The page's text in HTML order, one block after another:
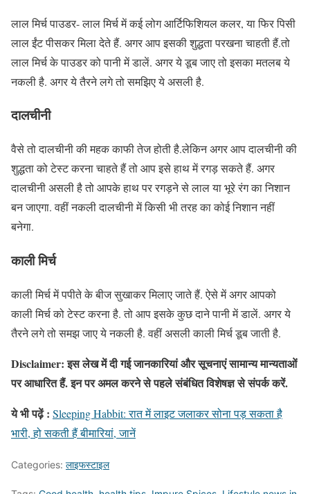
लाल मिर्च पाउडर- लाल मिर्च में कई लोग आर्टिफिशियल कलर, या फिर पिसी
लाल ईंट पीसकर मिला देते हैं. अगर आप इसकी शुद्धता परखना चाहती हैं.तो
लाल मिर्च के पाउडर को पानी में डालें. अगर ये डूब जाए तो इसका मतलब ये
नकली है. अगर ये तैरने लगे तो समझिए ये असली है.
दालचीनी
वैसे तो दालचीनी की महक काफी तेज होती है.लेकिन अगर आप दालचीनी की
शुद्धता को टेस्ट करना चाहते हैं तो आप इसे हाथ में रगड़ सकते हैं. अगर
दालचीनी असली है तो आपके हाथ पर रगड़ने से लाल या भूरे रंग का निशान
बन जाएगा. वहीं नकली दालचीनी में किसी भी तरह का कोई निशान नहीं
बनेगा.
काली मिर्च
काली मिर्च में पपीते के बीज सुखाकर मिलाए जाते हैं. ऐसे में अगर आपको
काली मिर्च को टेस्ट करना है. तो आप इसके कुछ दाने पानी में डालें. अगर ये
तैरने लगे तो समझ जाए ये नकली है. वहीं असली काली मिर्च डूब जाती है.
Disclaimer: इस लेख में दी गई जानकारियां और सूचनाएं सामान्य मान्यताओं
पर आधारित हैं. इन पर अमल करने से पहले संबंधित विशेषज्ञ से संपर्क करें.
ये भी पढ़ें : Sleeping Habbit: रात में लाइट जलाकर सोना पड़ सकता है
भारी, हो सकती हैं बीमारियां, जानें
Categories: लाइफस्टाइल